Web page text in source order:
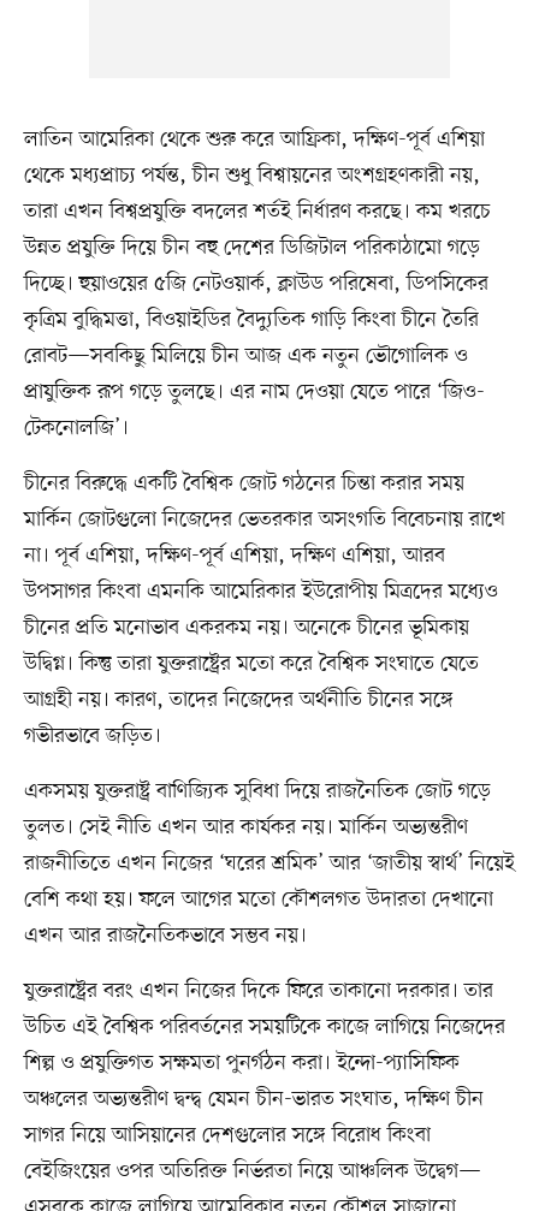
লাতিন আমেরিকা থেকে শুরু করে আফ্রিকা, দক্ষিণ-পূর্ব এশিয়া
থেকে মধ্যপ্রাচ্য পর্যন্ত, চীন শুধু বিশ্বায়নের অংশগ্রহণকারী নয়,
তারা এখন বিশ্বপ্রযুক্তি বদলের শর্তই নির্ধারণ করছে। কম খরচে
উন্নত প্রযুক্তি দিয়ে চীন বহু দেশের ডিজিটাল পরিকাঠামো গড়ে
দিচ্ছে। হুয়াওয়ের ৫জি নেটওয়ার্ক, ক্লাউড পরিষেবা, ডিপসিকের
কৃত্রিম বুদ্ধিমত্তা, বিওয়াইডির বৈদ্যুতিক গাড়ি কিংবা চীনে তৈরি
রোবট—সবকিছু মিলিয়ে চীন আজ এক নতুন ভৌগোলিক ও
প্রাযুক্তিক রূপ গড়ে তুলছে। এর নাম দেওয়া যেতে পারে ‘জিও-
টেকনোলজি’।
চীনের বিরুদ্ধে একটি বৈশ্বিক জোট গঠনের চিন্তা করার সময়
মার্কিন জোটগুলো নিজেদের ভেতরকার অসংগতি বিবেচনায় রাখে
না। পূর্ব এশিয়া, দক্ষিণ-পূর্ব এশিয়া, দক্ষিণ এশিয়া, আরব
উপসাগর কিংবা এমনকি আমেরিকার ইউরোপীয় মিত্রদের মধ্যেও
চীনের প্রতি মনোভাব একরকম নয়। অনেকে চীনের ভূমিকায়
উদ্বিগ্ন। কিন্তু তারা যুক্তরাষ্ট্রের মতো করে বৈশ্বিক সংঘাতে যেতে
আগ্রহী নয়। কারণ, তাদের নিজেদের অর্থনীতি চীনের সঙ্গে
গভীরভাবে জড়িত।
একসময় যুক্তরাষ্ট্র বাণিজ্যিক সুবিধা দিয়ে রাজনৈতিক জোট গড়ে
তুলত। সেই নীতি এখন আর কার্যকর নয়। মার্কিন অভ্যন্তরীণ
রাজনীতিতে এখন নিজের ‘ঘরের শ্রমিক’ আর ‘জাতীয় স্বার্থ’ নিয়েই
বেশি কথা হয়। ফলে আগের মতো কৌশলগত উদারতা দেখানো
এখন আর রাজনৈতিকভাবে সম্ভব নয়।
যুক্তরাষ্ট্রের বরং এখন নিজের দিকে ফিরে তাকানো দরকার। তার
উচিত এই বৈশ্বিক পরিবর্তনের সময়টিকে কাজে লাগিয়ে নিজেদের
শিল্প ও প্রযুক্তিগত সক্ষমতা পুনর্গঠন করা। ইন্দো-প্যাসিফিক
অঞ্চলের অভ্যন্তরীণ দ্বন্দ্ব যেমন চীন-ভারত সংঘাত, দক্ষিণ চীন
সাগর নিয়ে আসিয়ানের দেশগুলোর সঙ্গে বিরোধ কিংবা
বেইজিংয়ের ওপর অতিরিক্ত নির্ভরতা নিয়ে আঞ্চলিক উদ্বেগ—